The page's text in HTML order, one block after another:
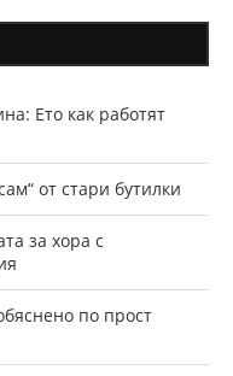
Ето как работят
от стари бутилки
за хора с
по прост